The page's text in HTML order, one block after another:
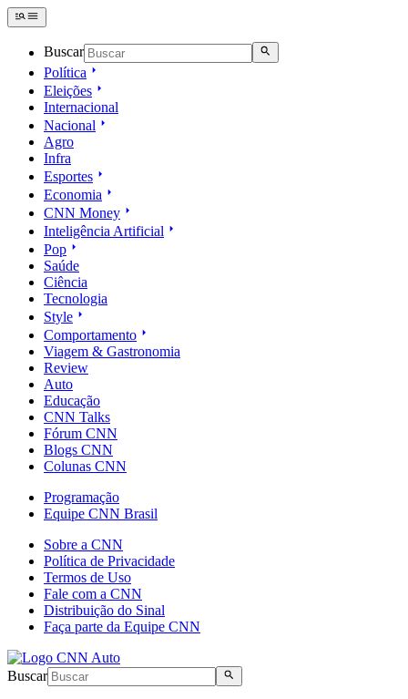
Buscar
Política
Eleições
Internacional
Nacional
Agro
Infra
Esportes
Economia
CNN Money
Inteligência Artificial
Pop
Saúde
Ciência
Tecnologia
Style
Comportamento
Viagem & Gastronomia
Review
Auto
Educação
CNN Talks
Fórum CNN
Blogs CNN
Colunas CNN
Programação
Equipe CNN Brasil
Sobre a CNN
Política de Privacidade
Termos de Uso
Fale com a CNN
Distribuição do Sinal
Faça parte da Equipe CNN
Buscar